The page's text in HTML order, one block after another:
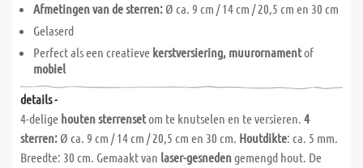
Afmetingen van de sterren: Ø ca. 9 cm / 14 cm / 20,5 cm en 30 cm
Gelaserd
Perfect als een creatieve kerstversiering, muurornamentof
mobiel
details -
4-delige houten sterrensetom te knutselen en te versieren. 4
sterren: Ø ca. 9 cm / 14 cm / 20,5 cm en 30 cm. Houtdikte: ca. 5 mm.
Breedte: 30 cm. Gemaakt van laser-gesnedengemengd hout. De